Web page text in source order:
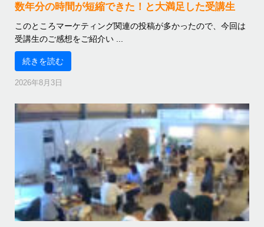
数年分の時間が短縮できた！と大満足した受講生
このところマーケティング関連の投稿が多かったので、今回は
受講生のご感想をご紹介い ...
続きを読む
2026年8月3日